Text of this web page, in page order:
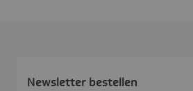
News­letter bestellen